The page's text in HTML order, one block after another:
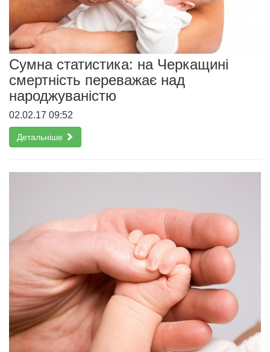
Сумна статистика: на Черкащині
смертність переважає над
народжуваністю
02.02.17 09:52
Детальніше